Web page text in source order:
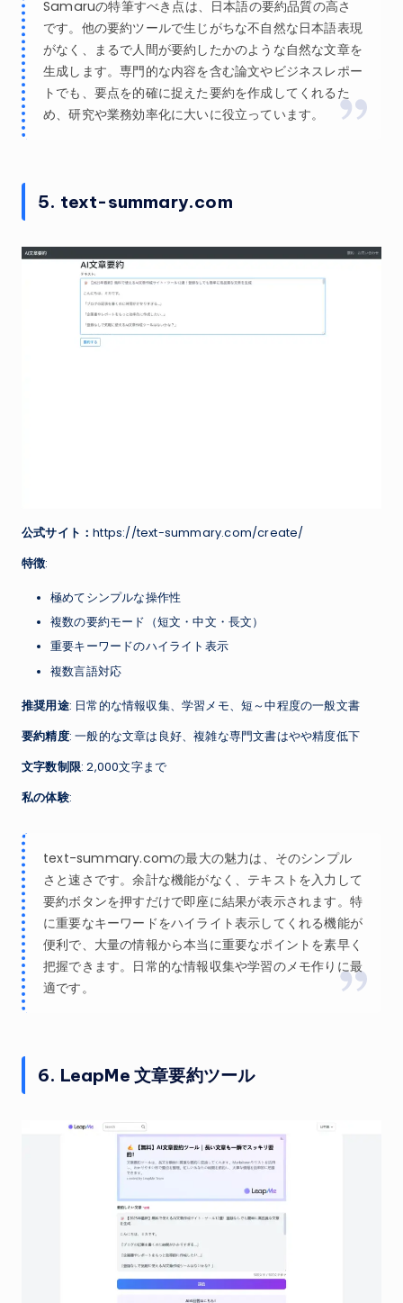
Samaruの特筆すべき点は、日本語の要約品質の高さ
です。他の要約ツールで生じがちな不自然な日本語表現
がなく、まるで人間が要約したかのような自然な文章を
生成します。専門的な内容を含む論文やビジネスレポー
トでも、要点を的確に捉えた要約を作成してくれるた
め、研究や業務効率化に大いに役立っています。
5. text-summary.com
公式サイト：https://text-summary.com/create/
特徴:
極めてシンプルな操作性
複数の要約モード（短文・中文・長文）
重要キーワードのハイライト表示
複数言語対応
推奨用途: 日常的な情報収集、学習メモ、短～中程度の一般文書
要約精度: 一般的な文章は良好、複雑な専門文書はやや精度低下
文字数制限: 2,000文字まで
私の体験:
text-summary.comの最大の魅力は、そのシンプル
さと速さです。余計な機能がなく、テキストを入力して
要約ボタンを押すだけで即座に結果が表示されます。特
に重要なキーワードをハイライト表示してくれる機能が
便利で、大量の情報から本当に重要なポイントを素早く
把握できます。日常的な情報収集や学習のメモ作りに最
適です。
6. LeapMe 文章要約ツール